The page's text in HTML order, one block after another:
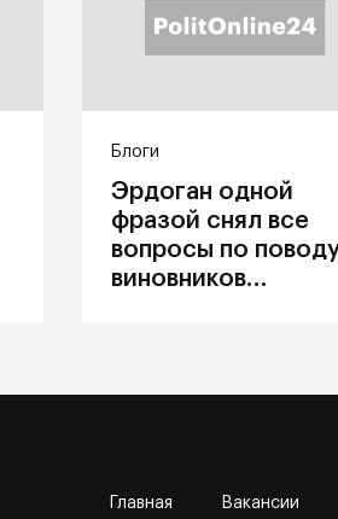
Блоги
Эрдоган одной
фразой снял все
вопросы по
виновников
Главная Вакансии